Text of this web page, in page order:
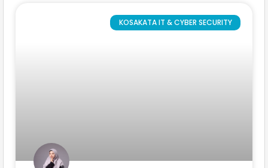
KOSAKATA IT & CYBER SECURITY